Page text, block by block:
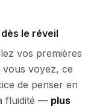
le réveil
vos premières
vous voyez, ce
de penser en
fluidité — plus